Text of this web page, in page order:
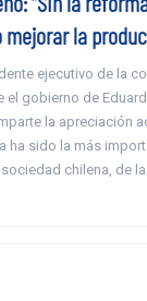
mejorar la
ejecutivo de la
el gobierno de
la apreciación
ha sido la más
chilena, de la